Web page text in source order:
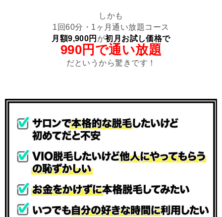
しかも
1回60分・1ヶ月通い放題コース
月額9,900円 が初月お試し価格で
990円で通い放題
だというから驚きです！